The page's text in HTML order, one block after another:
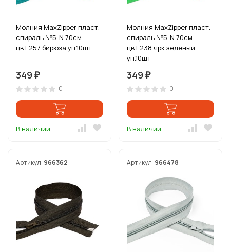
Молния MaxZipper пласт.
спираль №5-N 70см
цв.F257 бирюза уп.10шт
349 ₽
0
В наличии
Молния MaxZipper пласт.
спираль №5-N 70см
цв.F238 ярк.зеленый
уп.10шт
349 ₽
0
В наличии
Артикул: 966362 Артикул: 966478